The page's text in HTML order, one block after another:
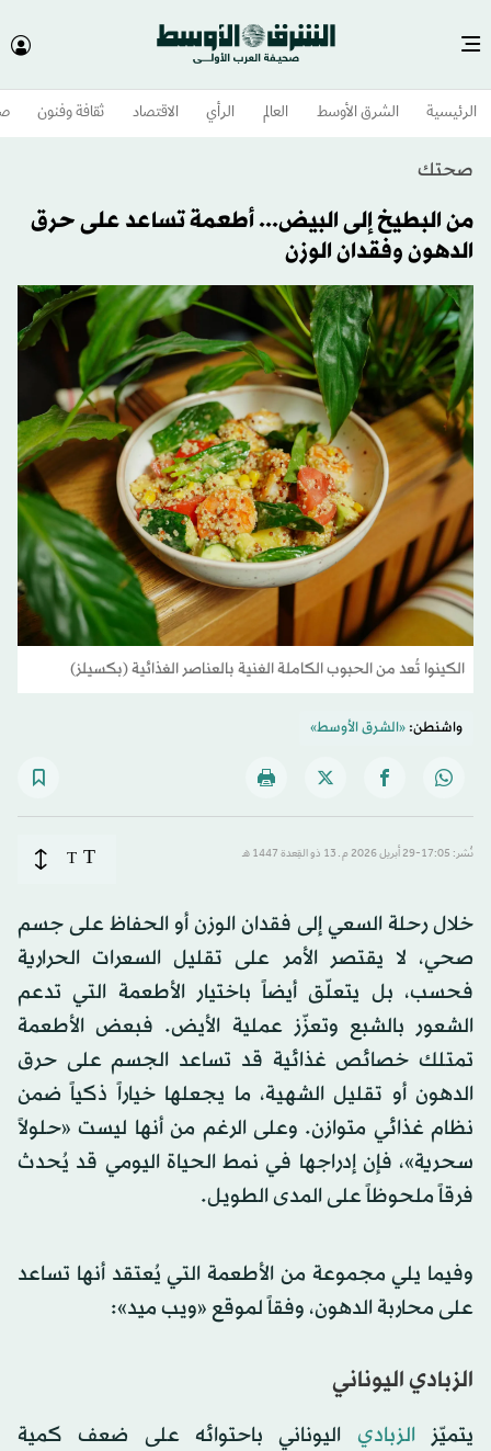
الرئيسية الشرق الأوسط​ العالم الرأي الاقتصاد ثقافة وفنون
صحتك
من البطيخ إلى البيض... أطعمة تساعد على حرق
الدهون وفقدان الوزن
الكينوا تُعد من الحبوب الكاملة الغنية بالعناصر الغذائية (بكسيلز)
واشنطن:«الشرق الأوسط»
نُشر: 17:05-29 أبريل 2026 م ـ 13 ذو القِعدة 1447 هـ T
T
خلال رحلة السعي إلى فقدان الوزن أو الحفاظ على جسم
صحي، لا يقتصر الأمر على تقليل السعرات الحرارية
فحسب، بل يتعلّق أيضاً باختيار الأطعمة التي تدعم
الشعور بالشبع وتعزّز عملية الأيض. فبعض الأطعمة
تمتلك خصائص غذائية قد تساعد الجسم على حرق
الدهون أو تقليل الشهية، ما يجعلها خياراً ذكياً ضمن
نظام غذائي متوازن. وعلى الرغم من أنها ليست «حلولاً
سحرية»، فإن إدراجها في نمط الحياة اليومي قد يُحدث
فرقاً ملحوظاً على المدى الطويل.
وفيما يلي مجموعة من الأطعمة التي يُعتقد أنها تساعد
على محاربة الدهون، وفقاً لموقع «ويب ميد»:
الزبادي اليوناني
يتميّز الزبادي اليوناني باحتوائه على ضعف كمية